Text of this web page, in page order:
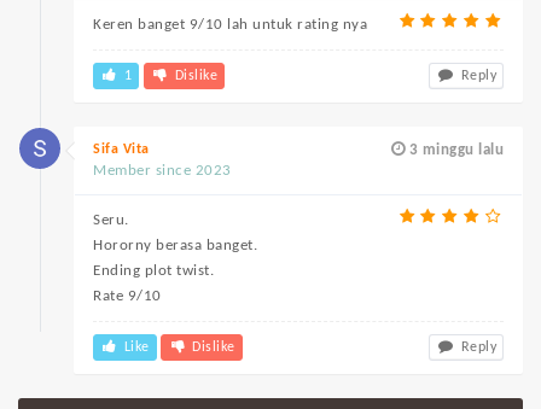
Keren banget 9/10 lah untuk rating nya
1 Dislike Reply
3 minggu lalu
Sifa Vita
Member since 2023
Seru.
Hororny berasa banget.
Ending plot twist.
Rate 9/10
Like Dislike Reply